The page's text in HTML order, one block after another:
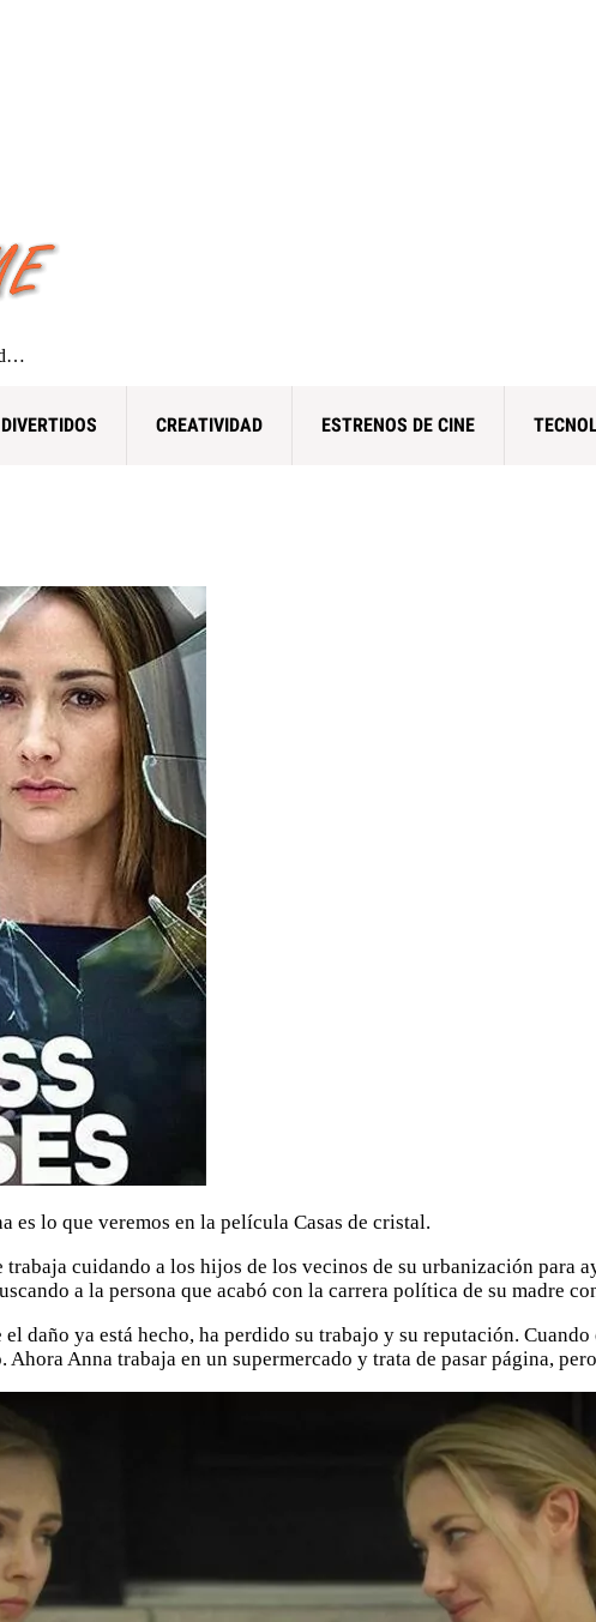
CREATIVIDAD ESTRENOS DE CINE
es lo que veremos en la película Casas de cristal.
cuidando a los hijos de los vecinos de su urbanización para
a la persona que acabó con la carrera política de su madre
daño ya está hecho, ha perdido su trabajo y su reputación.
Ahora Anna trabaja en un supermercado y trata de pasar página,